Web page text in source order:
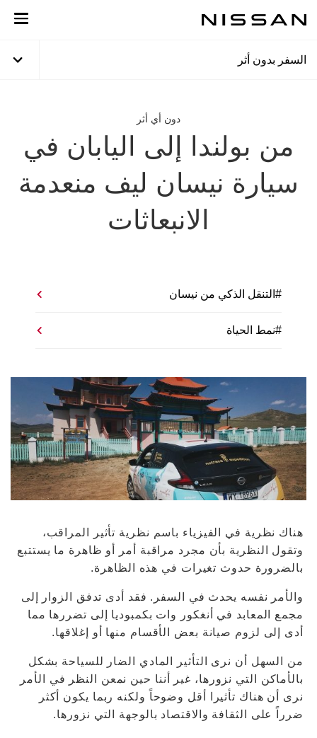
المحتوى
السفر بدون أثر
دون أي أثر
من بولندا إلى اليابان في
سيارة نيسان ليف منعدمة
الانبعاثات
#التنقل الذكي من نيسان
#نمط الحياة
هناك نظرية في الفيزياء باسم نظرية تأثير المراقب،
وتقول النظرية بأن مجرد مراقبة أمر أو ظاهرة ما يستتبع
بالضرورة حدوث تغيرات في هذه الظاهرة.
والأمر نفسه يحدث في السفر. فقد أدى تدفق الزوار إلى
مجمع المعابد في أنغكور وات بكمبوديا إلى تضررها مما
أدى إلى لزوم صيانة بعض الأقسام منها أو إغلاقها.
من السهل أن نرى التأثير المادي الضار للسياحة بشكل
بالأماكن التي نزورها، غير أننا حين نمعن النظر في الأمر
نرى أن هناك تأثيرا أقل وضوحاً ولكنه ربما يكون أكثر
ضرراً على الثقافة والاقتصاد بالوجهة التي نزورها.